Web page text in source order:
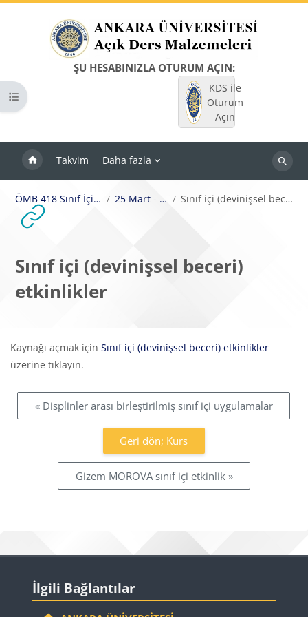
ŞU HESABINIZLA OTURUM AÇIN:
KDS ile
Oturum
Açın
Takvim Daha fazla
Dersleri
Kurs dizinini aç
ÖMB 418 Sınıf İçi Etkinlikler 25 Mart - 31 Mart Sınıf içi (devinişsel beceri) etkinlikler
Sınıf içi (devinişsel beceri)
etkinlikler
Tamamlama Gereklilikleri
Kaynağı açmak için Sınıf içi (devinişsel beceri) etkinlikler
üzerine tıklayın.
« Displinler arası birleştirilmiş sınıf içi uygulamalar
Geri dön; Kurs
Gizem MOROVA sınıf içi etkinlik »
Bloklar
İlgili Bağlantılar